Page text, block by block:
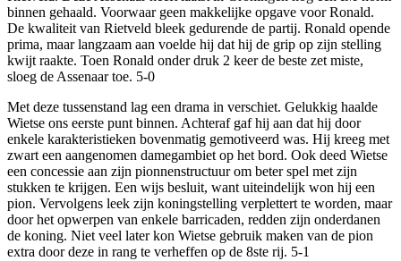
binnen gehaald. Voorwaar geen makkelijke opgave voor Ronald.
De kwaliteit van Rietveld bleek gedurende de partij. Ronald opende
prima, maar langzaam aan voelde hij dat hij de grip op zijn stelling
kwijt raakte. Toen Ronald onder druk 2 keer de beste zet miste,
sloeg de Assenaar toe. 5-0
Met deze tussenstand lag een drama in verschiet. Gelukkig haalde
Wietse ons eerste punt binnen. Achteraf gaf hij aan dat hij door
enkele karakteristieken bovenmatig gemotiveerd was. Hij kreeg met
zwart een aangenomen damegambiet op het bord. Ook deed Wietse
een concessie aan zijn pionnenstructuur om beter spel met zijn
stukken te krijgen. Een wijs besluit, want uiteindelijk won hij een
pion. Vervolgens leek zijn koningstelling verplettert te worden, maar
door het opwerpen van enkele barricaden, redden zijn onderdanen
de koning. Niet veel later kon Wietse gebruik maken van de pion
extra door deze in rang te verheffen op de 8ste rij. 5-1